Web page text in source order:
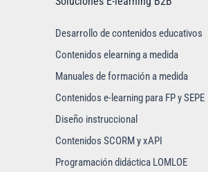
Desarrollo de contenidos educativos
Contenidos elearning a medida
Manuales de formación a medida
Contenidos e-learning para FP y SEPE
Diseño instruccional
Contenidos SCORM y xAPI
Programación didáctica LOMLOE